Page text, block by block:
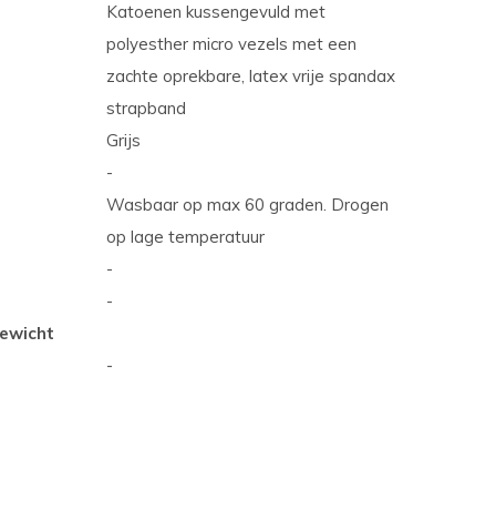
Katoenen kussengevuld met
polyesther micro vezels met een
zachte oprekbare, latex vrije spandax
strapband
Grijs
-
Wasbaar op max 60 graden. Drogen
op lage temperatuur
-
-
-